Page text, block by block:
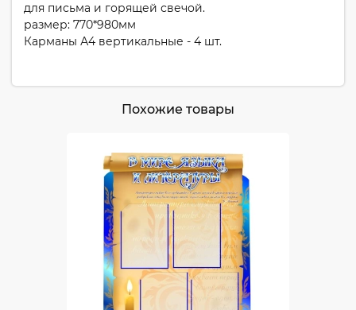
для письма и горящей свечой.
размер: 770*980мм
Карманы А4 вертикальные - 4 шт.
Похожие товары